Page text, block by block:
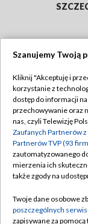
Abonament
Emisja w TVP
Centrum
Naziemna
Rada
Szanujemy Twoją
Kliknij "Akceptuję i
korzystanie z
dostęp do informacji
przechowywanie oraz
nas, czyli Telewizję
Zaufanych Partnerów
Partnerów TVP (93
zautomatyzowanego
mierzenia ich
także zgody na
Twoje dane osobowe
poszczególnych
zapisywane za